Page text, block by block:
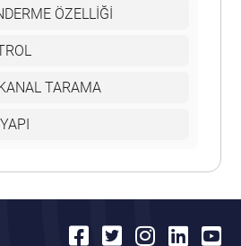
ÖZELLİĞİ
TARAMA